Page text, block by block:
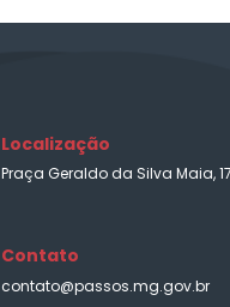
Localização
Praça Geraldo da Silva Maia,
Contato
contato@passos.mg.gov.br